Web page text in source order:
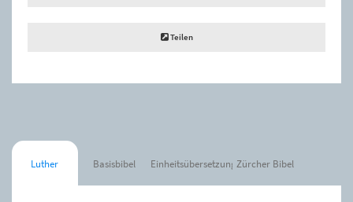
Teilen
Luther Basisbibel Einheitsübersetzung Zürcher Bibel